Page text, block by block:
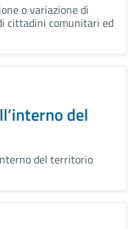
o variazione di
cittadini comunitari ed
del
del territorio